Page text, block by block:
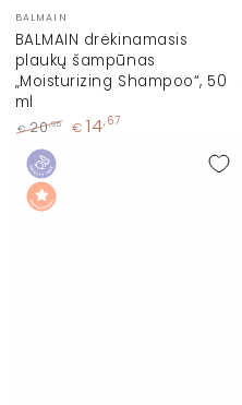
Prekinis
ženklas:
BALMAIN
BALMAIN drėkinamasis
plaukų šampūnas
„Moisturizing Shampoo“, 50
ml
Įprasta
kaina
€ 20,95 € 14,67